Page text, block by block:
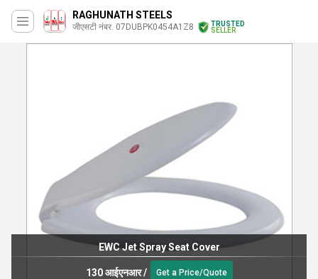
RAGHUNATH STEELS
जीएसटी नंबर. 07DUBPK0454A1Z8
TRUSTED
SELLER
EWC Jet Spray Seat Cover
130 आईएनआर/ Get a Price/Quote